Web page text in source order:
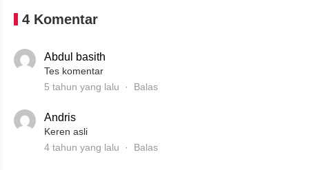
4 Komentar
Abdul basith
Tes komentar
5 tahun yang lalu
Balas
Andris
Keren asli
4 tahun yang lalu
Balas